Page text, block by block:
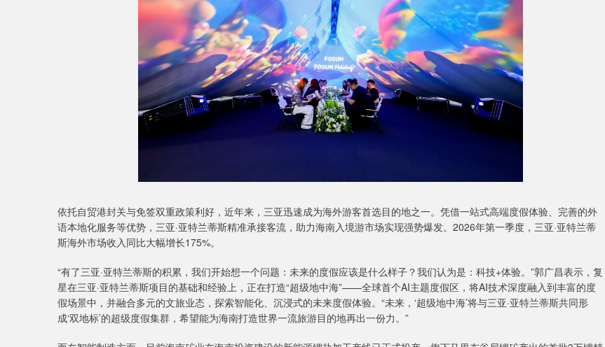
依托自贸港封关与免签双重政策利好，近年来，三亚迅速成为海外游客首选目的地之一。凭借一站式高端度假体验、完善的外
语本地化服务等优势，三亚·亚特兰蒂斯精准承接客流，助力海南入境游市场实现强势爆发。2026年第一季度，三亚·亚特兰蒂
斯海外市场收入同比大幅增长175%。
“有了三亚·亚特兰蒂斯的积累，我们开始想一个问题：未来的度假应该是什么样子？我们认为是：科技+体验。”郭广昌表示，复
星在三亚·亚特兰蒂斯项目的基础和经验上，正在打造“超级地中海”——全球首个AI主题度假区，将AI技术深度融入到丰富的度
假场景中，并融合多元的文旅业态，探索智能化、沉浸式的未来度假体验。“未来，‘超级地中海’将与三亚·亚特兰蒂斯共同形
成‘双地标’的超级度假集群，希望能为海南打造世界一流旅游目的地再出一份力。”